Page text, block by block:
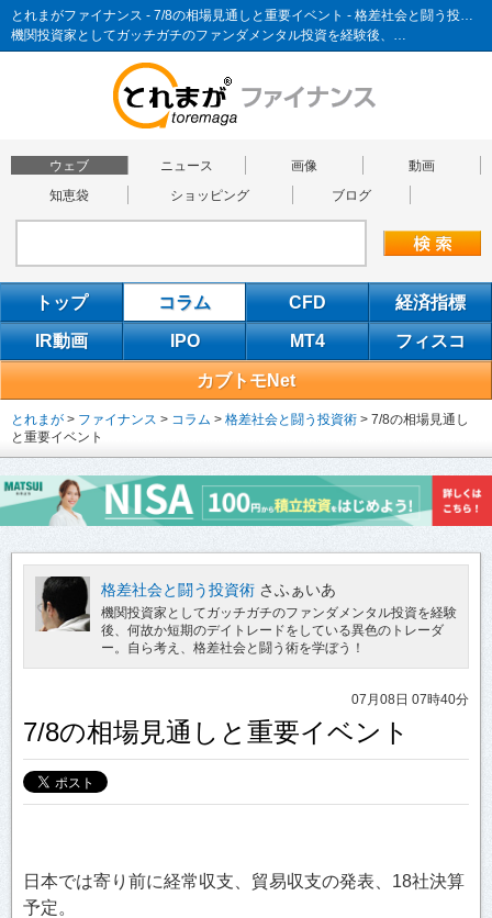
とれまがファイナンス - 7/8の相場見通しと重要イベント - 格差社会と闘う投資術
機関投資家としてガッチガチのファンダメンタル投資を経験後、…
ウェブ ニュース 画像
動画
知恵袋
ショッピング ブログ
トップ コラム CFD 経済指標
IR動画 IPO MT4 フィスコ
カブトモNet
とれまが > ファイナンス > コラム > 格差社会と闘う投資術 > 7/8の相場見通し
と重要イベント
格差社会と闘う投資術 さふぁいあ
機関投資家としてガッチガチのファンダメンタル投資を経験
後、何故か短期のデイトレードをしている異色のトレーダ
ー。自ら考え、格差社会と闘う術を学ぼう！
07月08日 07時40分
7/8の相場見通しと重要イベント
日本では寄り前に経常収支、貿易収支の発表、18社決算
予定。